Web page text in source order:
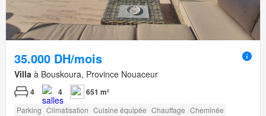
35.000 DH/mois
Villa à Bouskoura, Province Nouaceur
4 4 651 m²
Parking Climatisation Cuisine équipée Chauffage Cheminée